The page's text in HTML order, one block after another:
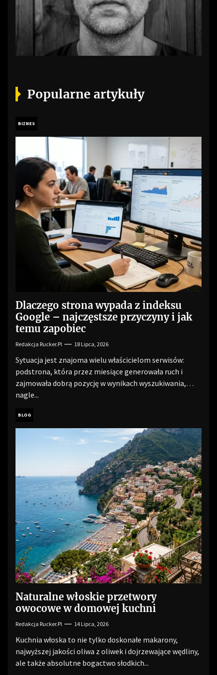
Popularne artykuły
BIZNES
Dlaczego strona wypada z indeksu
Google – najczęstsze przyczyny i jak
temu zapobiec
Redakcja Rucker.pl 18 Lipca, 2026
Sytuacja jest znajoma wielu właścicielom serwisów:
podstrona, która przez miesiące generowała ruch i
zajmowała dobrą pozycję w wynikach wyszukiwania,
nagle...
BLOG
Naturalne włoskie przetwory
owocowe w domowej kuchni
Redakcja Rucker.pl 14 Lipca, 2026
Kuchnia włoska to nie tylko doskonałe makarony,
najwyższej jakości oliwa z oliwek i dojrzewające wędliny,
ale także absolutne bogactwo słodkich...